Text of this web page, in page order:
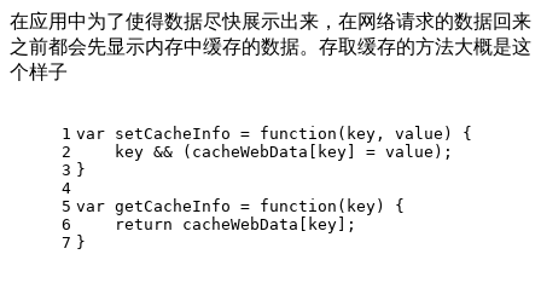
在应用中为了使得数据尽快展示出来，在网络请求的数据回来
之前都会先显示内存中缓存的数据。存取缓存的方法大概是这
个样子
1
2
3
4
5
6
7
var setCacheInfo = function(key, value) {
    key && (cacheWebData[key] = value);
}
var getCacheInfo = function(key) {
    return cacheWebData[key];
}